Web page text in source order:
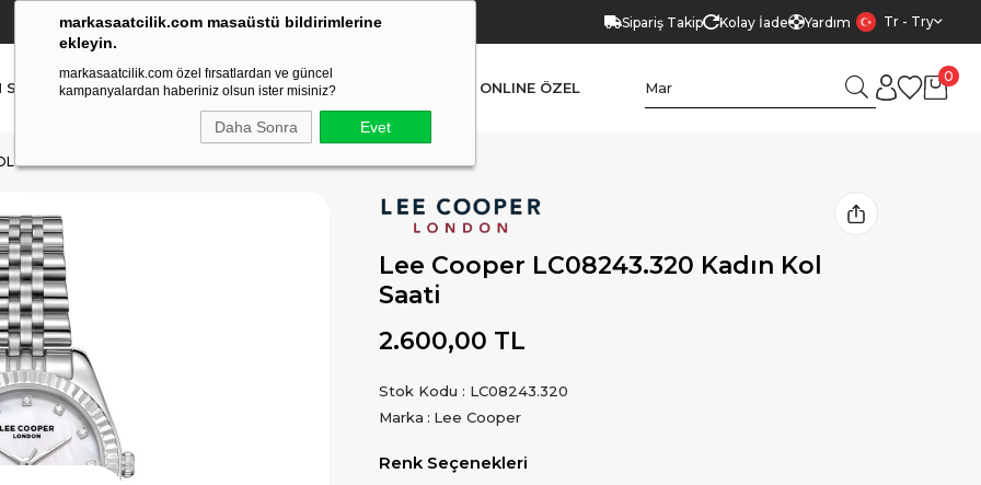
markasaatcilik.com masaüstü bildirimlerine
ekleyin.
markasaatcilik.com özel fırsatlardan ve güncel
kampanyalardan haberiniz olsun ister misiniz?
Daha Sonra Evet
YETKİLİ SATICI (Ücretsiz Kargo Ve İade) Sipariş Takip Kolay İade Yardım Tr - Try
ERKEK SAAT AKILLI SAAT ONLINE ÖZEL
0
SAATI
Lee Cooper LC08243.320 Kadın Kol
Saati
2.600,00 TL
Stok Kodu
LC08243.320
Marka : Lee Cooper
Renk Seçenekleri